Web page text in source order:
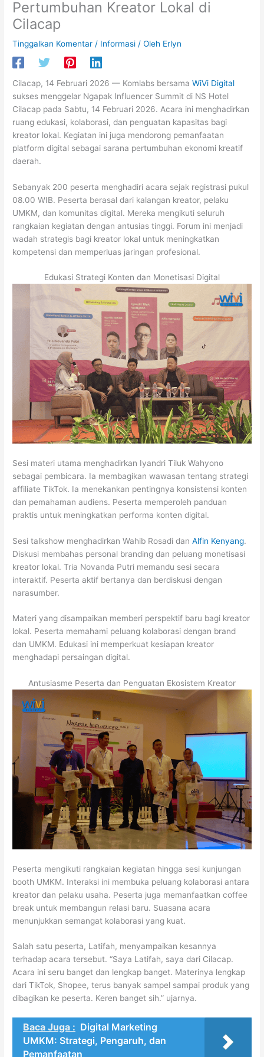
Pertumbuhan Kreator Lokal di
Cilacap
Tinggalkan Komentar / Informasi / Oleh Erlyn
Cilacap, 14 Februari 2026 — Komlabs bersamaWiVi Digital
sukses menggelar Ngapak Influencer Summit di NS Hotel
Cilacap pada Sabtu, 14 Februari 2026. Acara ini menghadirkan
ruang edukasi, kolaborasi, dan penguatan kapasitas bagi
kreator lokal. Kegiatan ini juga mendorong pemanfaatan
platform digital sebagai sarana pertumbuhan ekonomi kreatif
daerah.
Sebanyak 200 peserta menghadiri acara sejak registrasi pukul
08.00 WIB. Peserta berasal dari kalangan kreator, pelaku
UMKM, dan komunitas digital. Mereka mengikuti seluruh
rangkaian kegiatan dengan antusias tinggi. Forum ini menjadi
wadah strategis bagi kreator lokal untuk meningkatkan
kompetensi dan memperluas jaringan profesional.
Edukasi Strategi Konten dan Monetisasi Digital
Sesi materi utama menghadirkan Iyandri Tiluk Wahyono
sebagai pembicara. Ia membagikan wawasan tentang strategi
affiliate TikTok. Ia menekankan pentingnya konsistensi konten
dan pemahaman audiens. Peserta memperoleh panduan
praktis untuk meningkatkan performa konten digital.
Sesi talkshow menghadirkanWahib Rosadi danAlfin Kenyang.
Diskusi membahas personal branding dan peluang monetisasi
kreator lokal.Tria Novanda Putri memandu sesi secara
interaktif. Peserta aktif bertanya dan berdiskusi dengan
narasumber.
Materi yang disampaikan memberi perspektif baru bagi kreator
lokal. Peserta memahami peluang kolaborasi dengan brand
dan UMKM. Edukasi ini memperkuat kesiapan kreator
menghadapi persaingan digital.
Antusiasme Peserta dan Penguatan Ekosistem Kreator
Peserta mengikuti rangkaian kegiatan hingga sesi kunjungan
booth UMKM. Interaksi ini membuka peluang kolaborasi antara
kreator dan pelaku usaha. Peserta juga memanfaatkan coffee
break untuk membangun relasi baru. Suasana acara
menunjukkan semangat kolaborasi yang kuat.
Salah satu peserta, Latifah, menyampaikan kesannya
terhadap acara tersebut. “Saya Latifah, saya dari Cilacap.
Acara ini seru banget dan lengkap banget. Materinya lengkap
dari TikTok, Shopee, terus banyak sampel sampai produk yang
dibagikan ke peserta. Keren banget sih.” ujarnya.
Baca Juga : Digital Marketing
UMKM: Strategi, Pengaruh, dan
Pemanfaatan